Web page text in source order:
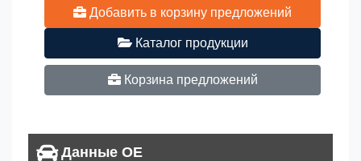
Добавить в корзину предложений
Каталог продукции
Корзина предложений
Данные OE